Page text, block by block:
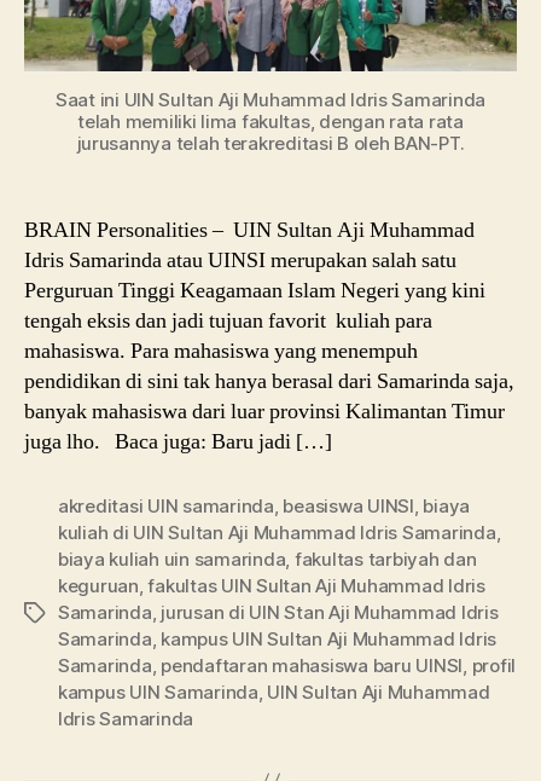
Saat ini UIN Sultan Aji Muhammad Idris Samarinda
telah memiliki lima fakultas, dengan rata rata
jurusannya telah terakreditasi B oleh BAN-PT.
BRAIN Personalities – UIN Sultan Aji Muhammad
Idris Samarinda atau UINSI merupakan salah satu
Perguruan Tinggi Keagamaan Islam Negeri yang kini
tengah eksis dan jadi tujuan favorit kuliah para
mahasiswa. Para mahasiswa yang menempuh
pendidikan di sini tak hanya berasal dari Samarinda saja,
banyak mahasiswa dari luar provinsi Kalimantan Timur
juga lho. Baca juga: Baru jadi […]
Tags
akreditasi UIN samarinda, beasiswa UINSI, biaya
kuliah di UIN Sultan Aji Muhammad Idris Samarinda,
biaya kuliah uin samarinda, fakultas tarbiyah dan
keguruan,fakultas UIN Sultan Aji Muhammad Idris
Samarinda, jurusan di UIN Stan Aji Muhammad Idris
Samarinda, kampus UIN Sultan Aji Muhammad Idris
Samarinda, pendaftaran mahasiswa baru UINSI, profil
kampus UIN Samarinda, UIN Sultan Aji Muhammad
Idris Samarinda